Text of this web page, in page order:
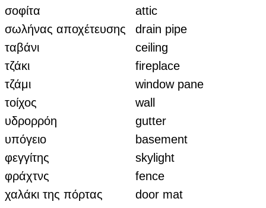
σοφίτα
attic
σωλήνας αποχέτευσης
drain pipe
ταβάνι
ceiling
τζάκι
fireplace
τζάμι
window pane
τοίχος
wall
υδρορρόη
gutter
υπόγειο
basement
φεγγίτης
skylight
φράχτνς
fence
χαλάκι της πόρτας
door mat